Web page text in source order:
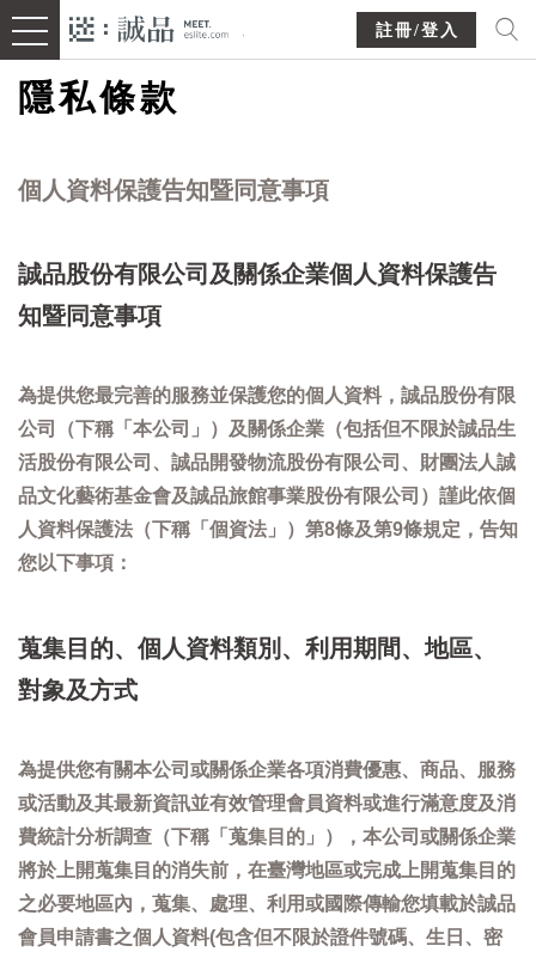
註冊/登入
隱私條款
個人資料保護告知暨同意事項
誠品股份有限公司及關係企業個人資料保護告
知暨同意事項
為提供您最完善的服務並保護您的個人資料，誠品股份有限
公司（下稱「本公司」）及關係企業（包括但不限於誠品生
活股份有限公司、誠品開發物流股份有限公司、財團法人誠
品文化藝術基金會及誠品旅館事業股份有限公司）謹此依個
人資料保護法（下稱「個資法」）第8條及第9條規定，告知
您以下事項：
蒐集目的、個人資料類別、利用期間、地區、
對象及方式
為提供您有關本公司或關係企業各項消費優惠、商品、服務
或活動及其最新資訊並有效管理會員資料或進行滿意度及消
費統計分析調查（下稱「蒐集目的」），本公司或關係企業
將於上開蒐集目的消失前，在臺灣地區或完成上開蒐集目的
之必要地區內，蒐集、處理、利用或國際傳輸您填載於誠品
會員申請書之個人資料(包含但不限於證件號碼、生日、密